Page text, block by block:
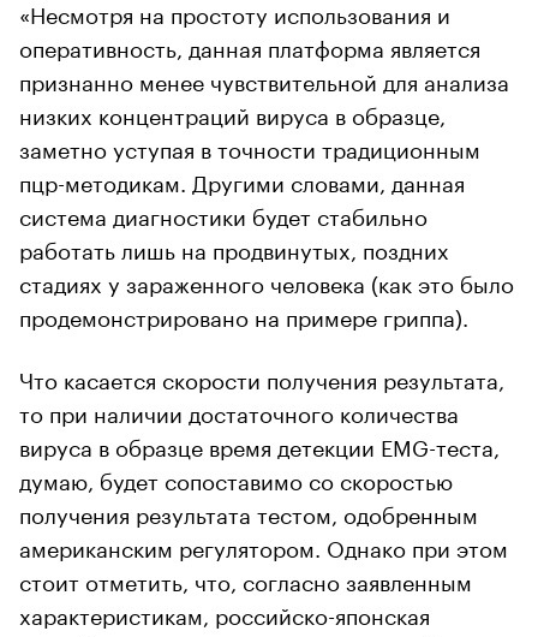
«Несмотря на простоту использования и
оперативность, данная платформа является
признанно менее чувствительной для анализа
низких концентраций вируса в образце,
заметно уступая в точности традиционным
пцр-методикам. Другими словами, данная
система диагностики будет стабильно
работать лишь на продвинутых, поздних
стадиях у зараженного человека (как это было
продемонстрировано на примере гриппа).
Что касается скорости получения результата,
то при наличии достаточного количества
вируса в образце время детекции EMG-теста,
думаю, будет сопоставимо со скоростью
получения результата тестом, одобренным
американским регулятором. Однако при этом
стоит отметить, что, согласно заявленным
характеристикам, российско-японская